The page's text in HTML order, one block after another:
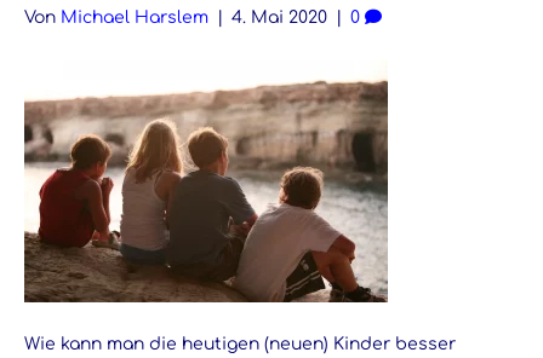
Von Michael Harslem 4. Mai 2020 0
Wie kann man die heutigen (neuen) Kinder besser